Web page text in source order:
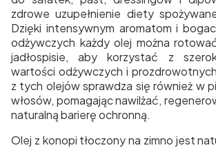
zdrowe uzupełnienie diety
Dzięki intensywnym aromatom i
odżywczych każdy olej można
jadłospisie, aby korzystać z
wartości odżywczych i
z tych olejów sprawdza się również w
włosów, pomagając nawilżać,
naturalną barierę ochronną.
Olej z konopi tłoczony na zimno jest